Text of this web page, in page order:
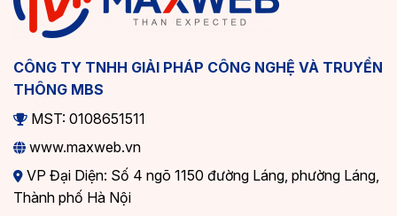
CÔNG TY TNHH GIẢI PHÁP CÔNG NGHỆ VÀ TRUYỀN
THÔNG MBS
MST: 0108651511
www.maxweb.vn
VP Đại Diện: Số 4 ngõ 1150 đường Láng, phường Láng,
Thành phố Hà Nội